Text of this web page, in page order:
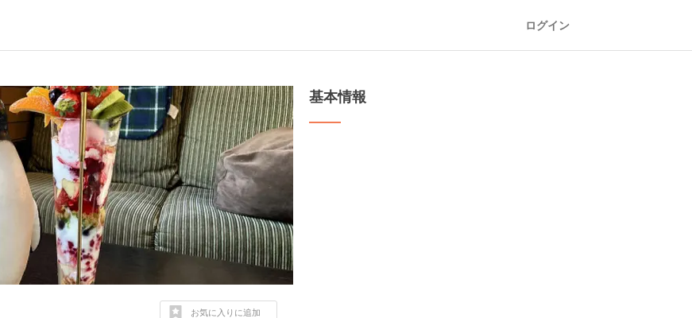
ログイン
お気に入りに追加
基本情報